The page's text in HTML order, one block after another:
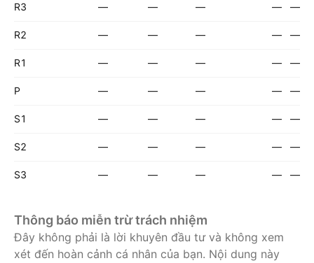
R3 — — — — —
R2 — — — — —
R1 — — — — —
P — — — — —
S1 — — — — —
S2 — — — — —
S3 — — — — —
Thông báo miễn trừ trách nhiệm
Đây không phải là lời khuyên đầu tư và không xem
xét đến hoàn cảnh cá nhân của bạn. Nội dung này